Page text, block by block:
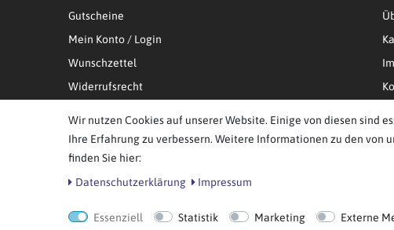
Gutscheine
Mein Konto / Login
Wunschzettel
Widerrufsrecht
Wir nutzen Cookies auf unserer Website. Einige von diesen sind
Ihre Erfahrung zu verbessern. Weitere Informationen zu den von
finden Sie hier:
Daten­schutz­erklärung
Impressum
Essenziell Statistik Marketing Externe